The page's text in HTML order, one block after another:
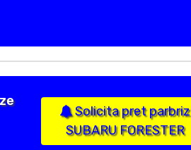
Solicita pret parbriz
SUBARU FORESTER